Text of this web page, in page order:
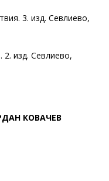
3. изд. Севлиево,
2. изд. Севлиево,
КОВАЧЕВ